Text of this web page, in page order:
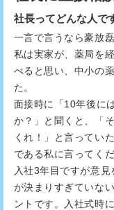
社長ってどんな人で
一言で言うなら豪放磊
私は実家が、薬局を
べると思い、中小の
た。
面接時に「10年後に
か？」と聞くと、「
くれ！」と言ってい
である私に言ってく
入社3年目ですが意
が決まりすぎていな
ントです。入社式時